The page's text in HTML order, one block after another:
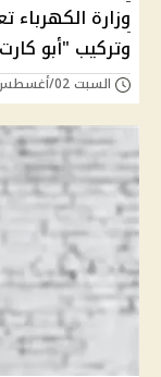
وتركيب "أبو
السبت 02/أغسطس/2025 - 09:44 م